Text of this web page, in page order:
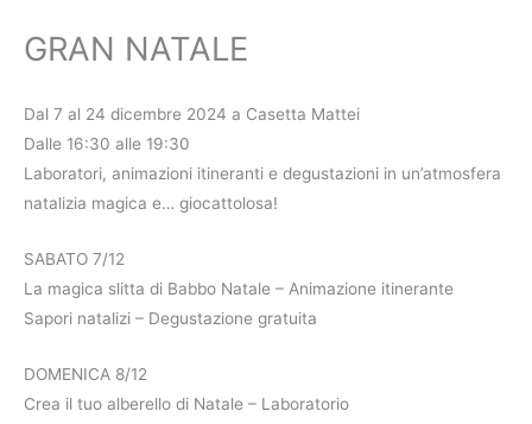
GRAN NATALE
Dal 7 al 24 dicembre 2024 a Casetta Mattei
Dalle 16:30 alle 19:30
Laboratori, animazioni itineranti e degustazioni in un’atmosfera
natalizia magica e… giocattolosa!
SABATO 7/12
La magica slitta di Babbo Natale – Animazione itinerante
Sapori natalizi – Degustazione gratuita
DOMENICA 8/12
Crea il tuo alberello di Natale – Laboratorio